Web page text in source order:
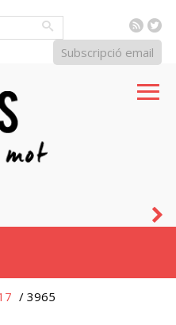
RSS
Subscripció email
/ 3965